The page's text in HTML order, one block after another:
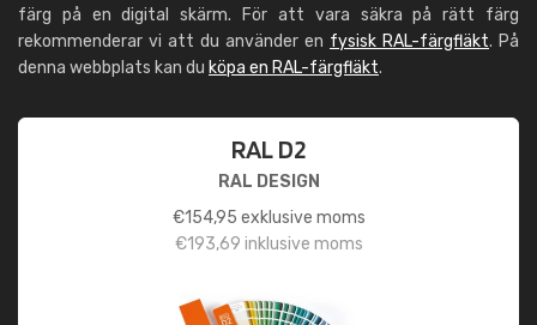
färg på en digital skärm. För att vara säkra på rätt färg
rekommenderar vi att du använder en fysisk RAL-färgfläkt. På
denna webbplats kan du köpa en RAL-färgfläkt.
RAL D2
RAL DESIGN
€154,95 exklusive moms
€193,69 inklusive moms